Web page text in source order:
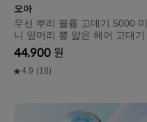
오아
무선 뿌리 볼륨 고데기 5000 미
니 앞머리 뽕 얇은 헤어 고대기
44,900 원
4.9 (18)